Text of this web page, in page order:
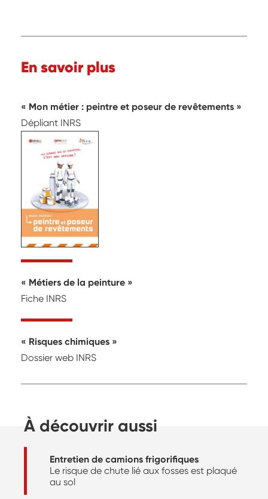
En savoir plus
Mon métier : peintre et poseur de revêtements
Dépliant INRS
Métiers de la peinture
Fiche INRS
Risques chimiques
Dossier web INRS
À découvrir aussi
Entretien de camions frigorifiques
Le risque de chute lié aux fosses est plaqué
au sol